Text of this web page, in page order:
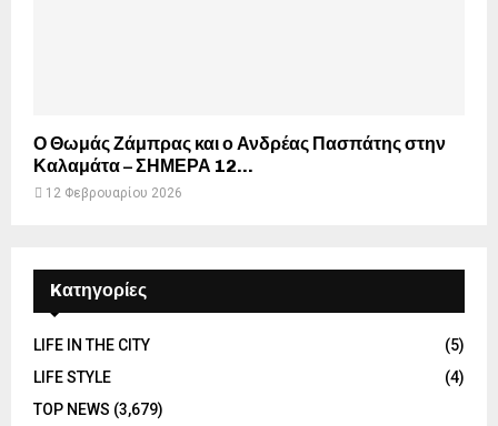
Ο Θωμάς Ζάμπρας και ο Ανδρέας Πασπάτης στην
Καλαμάτα – ΣΗΜΕΡΑ 12...
12 Φεβρουαρίου 2026
Kατηγορίες
LIFE IN THE CITY
(5)
LIFE STYLE
(4)
TOP NEWS (3,679)